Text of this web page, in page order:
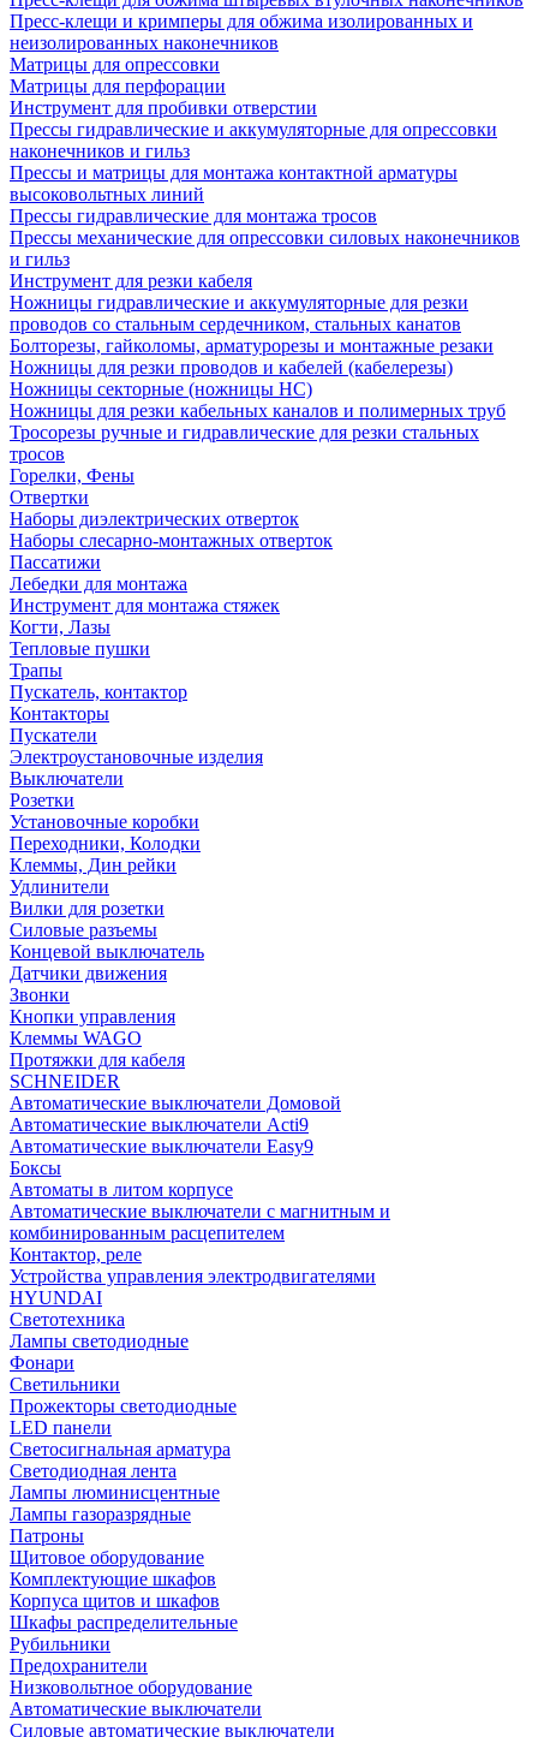
Пресс-клещи и кримперы для обжима изолированных и
неизолированных наконечников
Матрицы для опрессовки
Матрицы для перфорации
Инструмент для пробивки отверстии
Прессы гидравлические и аккумуляторные для опрессовки
наконечников и гильз
Прессы и матрицы для монтажа контактной арматуры
высоковольтных линий
Прессы гидравлические для монтажа тросов
Прессы механические для опрессовки силовых наконечников
и гильз
Инструмент для резки кабеля
Ножницы гидравлические и аккумуляторные для резки
проводов со стальным сердечником, стальных канатов
Болторезы, гайколомы, арматурорезы и монтажные резаки
Ножницы для резки проводов и кабелей (кабелерезы)
Ножницы секторные (ножницы НС)
Ножницы для резки кабельных каналов и полимерных труб
Тросорезы ручные и гидравлические для резки стальных
тросов
Горелки, Фены
Отвертки
Наборы диэлектрических отверток
Наборы слесарно-монтажных отверток
Пассатижи
Лебедки для монтажа
Инструмент для монтажа стяжек
Когти, Лазы
Тепловые пушки
Трапы
Пускатель, контактор
Контакторы
Пускатели
Электроустановочные изделия
Выключатели
Розетки
Установочные коробки
Переходники, Колодки
Клеммы, Дин рейки
Удлинители
Вилки для розетки
Силовые разъемы
Концевой выключатель
Датчики движения
Звонки
Кнопки управления
Клеммы WAGO
Протяжки для кабеля
SCHNEIDER
Автоматические выключатели Домовой
Автоматические выключатели Acti9
Автоматические выключатели Easy9
Боксы
Автоматы в литом корпусе
Автоматические выключатели с магнитным и
комбинированным расцепителем
Контактор, реле
Устройства управления электродвигателями
HYUNDAI
Светотехника
Лампы светодиодные
Фонари
Светильники
Прожекторы светодиодные
LED панели
Светосигнальная арматура
Светодиодная лента
Лампы люминисцентные
Лампы газоразрядные
Патроны
Щитовое оборудование
Комплектующие шкафов
Корпуса щитов и шкафов
Шкафы распределительные
Рубильники
Предохранители
Низковольтное оборудование
Автоматические выключатели
Силовые автоматические выключатели